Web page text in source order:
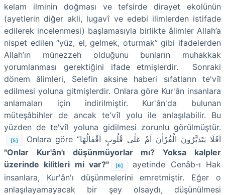
kelam ilminin doğması ve tefsirde dirayet ekolünün
(ayetlerin diğer akli, lugavî ve edebi ilimlerden istifade
edilerek incelenmesi) başlamasıyla birlikte âlimler Allah’a
nispet edilen “yüz, el, gelmek, oturmak” gibi ifadelerden
Allah’ın münezzeh olduğunu bunların muhakkak
yorumlanması gerektiğini ifade etmişlerdir. Sonraki
dönem âlimleri, Selefin aksine haberi sıfatların te'vîl
edilmesi yoluna gitmişlerdir. Onlara göre Kur'ân insanlara
anlamaları için indirilmiştir. Kur'ân'da bulunan
müteşâbihler de ancak te'vîl yolu ile anlaşılabilir. Bu
yüzden de te'vîl yoluna gidilmesi zorunlu görülmüştür.
[5] Onlara göre ”اَفَلَا يَتَدَبَّرُونَ الْقُرْاٰنَ اَمْ عَلٰى قُلُوبٍ اَقْفَالُهَا
"Onlar Kur'ân'ı düşünmüyorlar mı? Yoksa kalpler
üzerinde kilitleri mi var?"
[6]
ayetinde Cenâb-ı Hak
insanlara, Kur'ân'ı düşünmelerini emretmiştir. Eğer o
anlaşılayamayacak bir şey olsaydı, düşünülmesi